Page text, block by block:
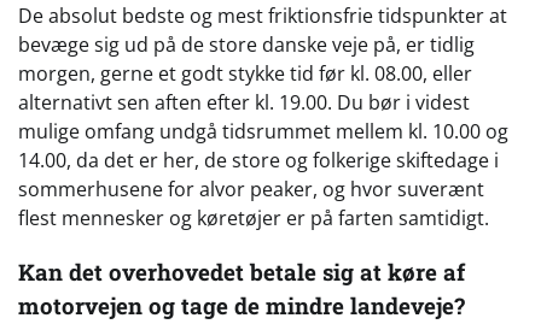
De absolut bedste og mest friktionsfrie tidspunkter at
bevæge sig ud på de store danske veje på, er tidlig
morgen, gerne et godt stykke tid før kl. 08.00, eller
alternativt sen aften efter kl. 19.00. Du bør i videst
mulige omfang undgå tidsrummet mellem kl. 10.00 og
14.00, da det er her, de store og folkerige skiftedage i
sommerhusene for alvor peaker, og hvor suverænt
flest mennesker og køretøjer er på farten samtidigt.
Kan det overhovedet betale sig at køre af
motorvejen og tage de mindre landeveje?